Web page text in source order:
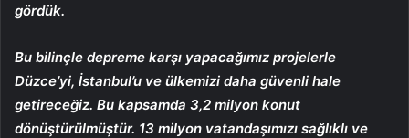
gördük.
Bu bilinçle depreme karşı yapacağımız projelerle
Düzce’yi, İstanbul’u ve ülkemizi daha güvenli hale
getireceğiz. Bu kapsamda 3,2 milyon konut
dönüştürülmüştür. 13 milyon vatandaşımızı sağlıklı ve